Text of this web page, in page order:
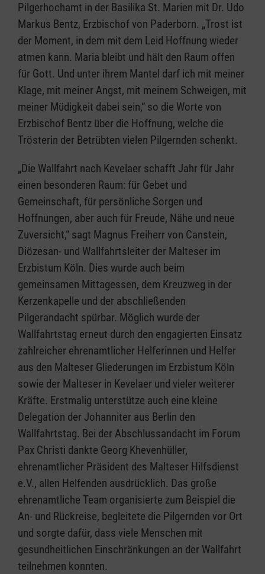
Pilgerhochamt in der Basilika St. Marien mit Dr. Udo
Markus Bentz, Erzbischof von Paderborn. „Trost ist
der Moment, in dem mit dem Leid Hoffnung wieder
atmen kann. Maria bleibt und hält den Raum offen
für Gott. Und unter ihrem Mantel darf ich mit meiner
Klage, mit meiner Angst, mit meinem Schweigen, mit
meiner Müdigkeit dabei sein,“ so die Worte von
Erzbischof Bentz über die Hoffnung, welche die
Trösterin der Betrübten vielen Pilgernden schenkt.
„Die Wallfahrt nach Kevelaer schafft Jahr für Jahr
einen besonderen Raum: für Gebet und
Gemeinschaft, für persönliche Sorgen und
Hoffnungen, aber auch für Freude, Nähe und neue
Zuversicht,“ sagt Magnus Freiherr von Canstein,
Diözesan- und Wallfahrtsleiter der Malteser im
Erzbistum Köln. Dies wurde auch beim
gemeinsamen Mittagessen, dem Kreuzweg in der
Kerzenkapelle und der abschließenden
Pilgerandacht spürbar. Möglich wurde der
Wallfahrtstag erneut durch den engagierten Einsatz
zahlreicher ehrenamtlicher Helferinnen und Helfer
aus den Malteser Gliederungen im Erzbistum Köln
sowie der Malteser in Kevelaer und vieler weiterer
Kräfte. Erstmalig unterstütze auch eine kleine
Delegation der Johanniter aus Berlin den
Wallfahrtstag. Bei der Abschlussandacht im Forum
Pax Christi dankte Georg Khevenhüller,
ehrenamtlicher Präsident des Malteser Hilfsdienst
e.V., allen Helfenden ausdrücklich. Das große
ehrenamtliche Team organisierte zum Beispiel die
An- und Rückreise, begleitete die Pilgernden vor Ort
und sorgte dafür, dass viele Menschen mit
gesundheitlichen Einschränkungen an der Wallfahrt
teilnehmen konnten.